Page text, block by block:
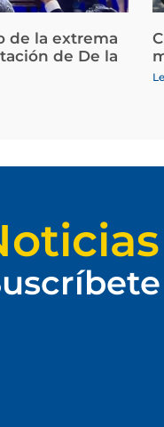
de la extrema
de De la